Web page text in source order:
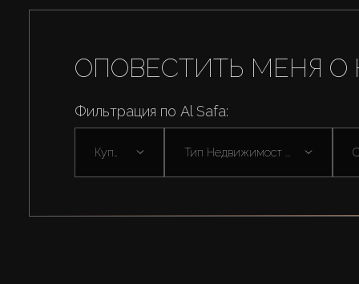
ОПОВЕСТИТЬ МЕНЯ О
Фильтрация по Al Safa:
Тип Недвижимост ...